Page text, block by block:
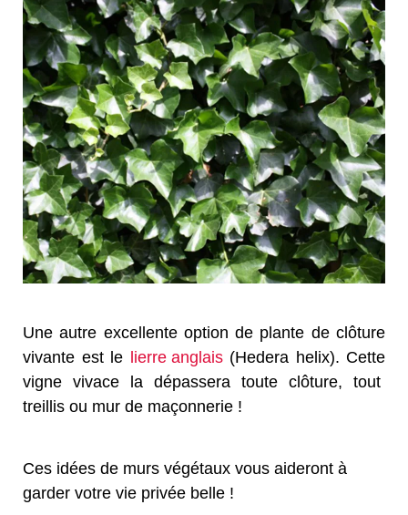
Une autre excellente option de plante de clôture
vivante est le
lierre anglais(Hedera helix). Cette
vigne vivace la dépassera toute clôture, tout
treillis ou mur de maçonnerie !
Ces idées de murs végétaux vous aideront à
garder votre vie privée belle !